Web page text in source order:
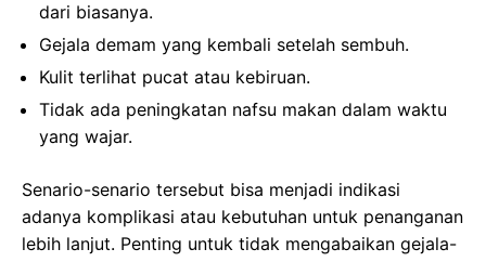
dari biasanya.
Gejala demam yang kembali setelah sembuh.
Kulit terlihat pucat atau kebiruan.
Tidak ada peningkatan nafsu makan dalam waktu
yang wajar.
Senario-senario tersebut bisa menjadi indikasi
adanya komplikasi atau kebutuhan untuk penanganan
lebih lanjut. Penting untuk tidak mengabaikan gejala-